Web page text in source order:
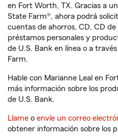
en Fort Worth, TX. Gracias a
State Farm®, ahora podrá
cuentas de ahorros, CD, CD
préstamos personales y
de U.S. Bank en línea o a
Farm.
Hable con Marianne Leal en
más información sobre los
de U.S. Bank.
Llame o envíe un correo
obtener información sobre los